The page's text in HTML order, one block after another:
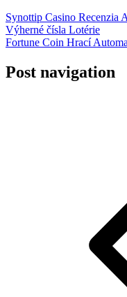
Synottip Casino Recenzia
Výherné čísla Lotérie
Fortune Coin Hrací
Post navigation